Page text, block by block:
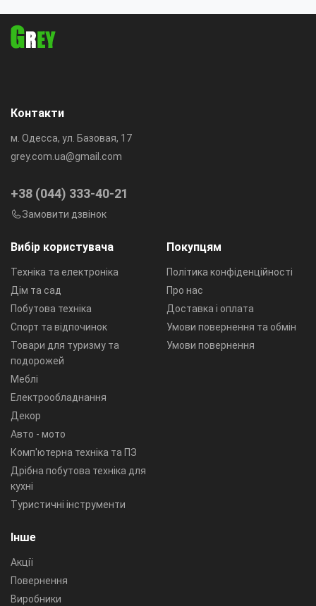
Вибір користувача
Техніка та електроніка
Дім та сад
Побутова техніка
Спорт та відпочинок
Товари для туризму та
подорожей
Меблі
Електрообладнання
Декор
Авто - мото
Комп'ютерна техніка та ПЗ
Дрібна побутова техніка для
кухні
Туристичні інструменти
Покупцям
Політика конфіденційності
Про нас
Доставка і оплата
Умови повернення та обмін
Умови повернення
Інше
Акції
Повернення
Виробники
Контакти
м. Одесса, ул. Базовая, 17
grey.com.ua@gmail.com
+38 (044) 333-40-21
Замовити дзвінок